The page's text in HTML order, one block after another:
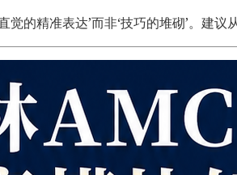
觉的精准表达’而非‘技巧的堆砌’。建